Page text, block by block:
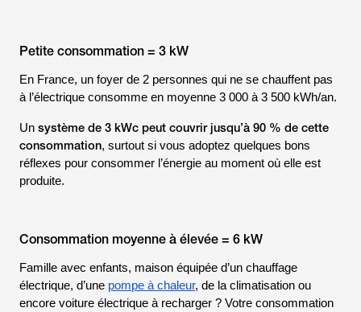
Petite consommation = 3 kW
En France, un foyer de 2 personnes qui ne se chauffent pas
à l’électrique consomme en moyenne 3 000 à 3 500 kWh/an.
Un système de 3 kWc peut couvrir jusqu’à 90 % de cette
consommation, surtout si vous adoptez quelques bons
réflexes pour consommer l’énergie au moment où elle est
produite.
Consommation moyenne à élevée = 6 kW
Famille avec enfants, maison équipée d’un chauffage
électrique, d’une pompe à chaleur, de la climatisation ou
encore voiture électrique à recharger ? Votre consommation